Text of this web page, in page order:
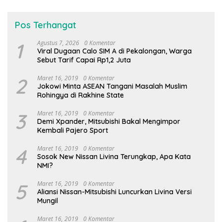
Pos Terhangat
1 Agustus 7, 2026 0 Komentar
Viral Dugaan Calo SIM A di Pekalongan, Warga
Sebut Tarif Capai Rp1,2 Juta
2 Maret 16, 2019 0 Komentar
Jokowi Minta ASEAN Tangani Masalah Muslim
Rohingya di Rakhine State
3 Maret 16, 2019 0 Komentar
Demi Xpander, Mitsubishi Bakal Mengimpor
Kembali Pajero Sport
4 Maret 16, 2019 0 Komentar
Sosok New Nissan Livina Terungkap, Apa Kata
NMI?
5 Maret 16, 2019 0 Komentar
Aliansi Nissan-Mitsubishi Luncurkan Livina Versi
Mungil
Maret 16, 2019 0 Komentar